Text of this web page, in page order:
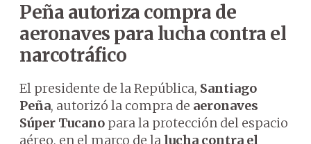
Peña autoriza compra de
aeronaves para lucha contra el
narcotráfico
El presidente de la República, Santiago
Peña, autorizó la compra de aeronaves
Súper Tucano para la protección del espacio
aéreo, en el marco de la lucha contra el